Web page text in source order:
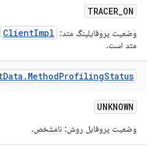
TRACER_ON
وضعیت پروفایلینگ متد: ClientImpl
متد است.
Data . MethodProfilingStatus
UNKNOWN
وضعیت پروفایل روش: نامشخص.